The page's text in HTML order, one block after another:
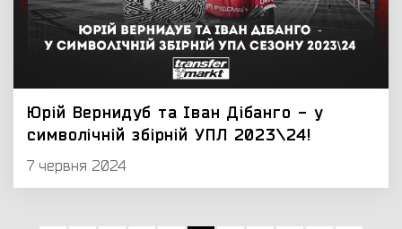
Юрій Вернидуб та Іван Дібанго - у
символічній збірній УПЛ 2023\24!
7 червня 2024